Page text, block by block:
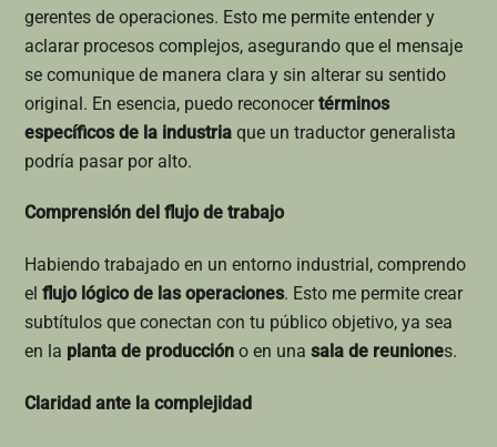
gerentes de operaciones. Esto me permite entender y
aclarar procesos complejos, asegurando que el mensaje
se comunique de manera clara y sin alterar su sentido
original. En esencia, puedo reconocertérminos
específicos de la industria que un traductor generalista
podría pasar por alto.
Comprensión del flujo de trabajo
Habiendo trabajado en un entorno industrial, comprendo
elflujo lógico de las operaciones. Esto me permite crear
subtítulos que conectan con tu público objetivo, ya sea
en la planta de producción o en unasala de reuniones.
Claridad ante la complejidad